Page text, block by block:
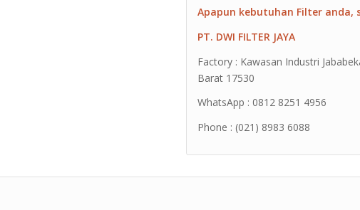
Apapun kebutuhan Filter
PT. DWI FILTER JAYA
Factory : Kawasan Industri
Barat 17530
WhatsApp : 0812 8251 4956
Phone : (021) 8983 6088